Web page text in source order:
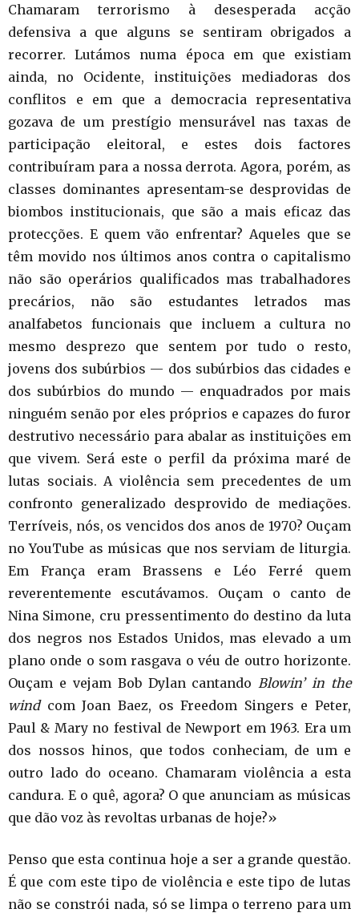
Chamaram terrorismo à desesperada acção
defensiva a que alguns se sentiram obrigados a
recorrer. Lutámos numa época em que existiam
ainda, no Ocidente, instituições mediadoras dos
conflitos e em que a democracia representativa
gozava de um prestígio mensurável nas taxas de
participação eleitoral, e estes dois factores
contribuíram para a nossa derrota. Agora, porém, as
classes dominantes apresentam-se desprovidas de
biombos institucionais, que são a mais eficaz das
protecções. E quem vão enfrentar? Aqueles que se
têm movido nos últimos anos contra o capitalismo
não são operários qualificados mas trabalhadores
precários, não são estudantes letrados mas
analfabetos funcionais que incluem a cultura no
mesmo desprezo que sentem por tudo o resto,
jovens dos subúrbios — dos subúrbios das cidades e
dos subúrbios do mundo — enquadrados por mais
ninguém senão por eles próprios e capazes do furor
destrutivo necessário para abalar as instituições em
que vivem. Será este o perfil da próxima maré de
lutas sociais. A violência sem precedentes de um
confronto generalizado desprovido de mediações.
Terríveis, nós, os vencidos dos anos de 1970? Ouçam
no YouTube as músicas que nos serviam de liturgia.
Em França eram Brassens e Léo Ferré quem
reverentemente escutávamos. Ouçam o canto de
Nina Simone, cru pressentimento do destino da luta
dos negros nos Estados Unidos, mas elevado a um
plano onde o som rasgava o véu de outro horizonte.
Ouçam e vejam Bob Dylan cantando Blowin’ in the
windcom Joan Baez, os Freedom Singers e Peter,
Paul & Mary no festival de Newport em 1963. Era um
dos nossos hinos, que todos conheciam, de um e
outro lado do oceano. Chamaram violência a esta
candura. E o quê, agora? O que anunciam as músicas
que dão voz às revoltas urbanas de hoje?»
Penso que esta continua hoje a ser a grande questão.
É que com este tipo de violência e este tipo de lutas
não se constrói nada, só se limpa o terreno para um